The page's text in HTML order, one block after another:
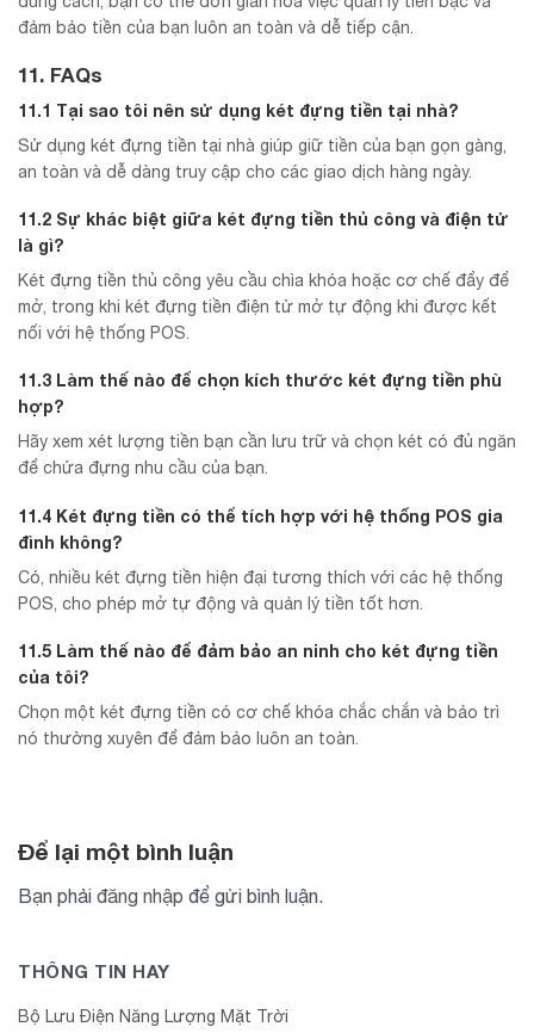
đảm bảo tiền của bạn luôn an toàn và dễ tiếp cận.
11. FAQs
11.1 Tại sao tôi nên sử dụng két đựng tiền tại nhà?
Sử dụng két đựng tiền tại nhà giúp giữ tiền của bạn gọn gàng,
an toàn và dễ dàng truy cập cho các giao dịch hàng ngày.
11.2 Sự khác biệt giữa két đựng tiền thủ công và điện tử
là gì?
Két đựng tiền thủ công yêu cầu chìa khóa hoặc cơ chế đẩy để
mở, trong khi két đựng tiền điện tử mở tự động khi được kết
nối với hệ thống POS.
11.3 Làm thế nào để chọn kích thước két đựng tiền phù
hợp?
Hãy xem xét lượng tiền bạn cần lưu trữ và chọn két có đủ ngăn
để chứa đựng nhu cầu của bạn.
11.4 Két đựng tiền có thể tích hợp với hệ thống POS gia
đình không?
Có, nhiều két đựng tiền hiện đại tương thích với các hệ thống
POS, cho phép mở tự động và quản lý tiền tốt hơn.
11.5 Làm thế nào để đảm bảo an ninh cho két đựng tiền
của tôi?
Chọn một két đựng tiền có cơ chế khóa chắc chắn và bảo trì
nó thường xuyên để đảm bảo luôn an toàn.
Để lại một bình luận
Bạn phải đăng nhập để gửi bình luận.
THÔNG TIN HAY
Bộ Lưu Điện Năng Lượng Mặt Trời